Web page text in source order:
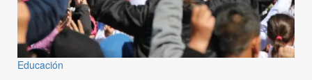
Educación